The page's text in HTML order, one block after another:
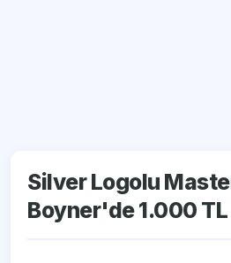
Silver Logolu
Boyner'de 1.000